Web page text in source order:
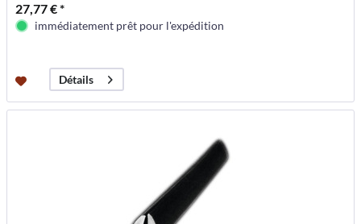
27,77 € *
immédiatement prêt pour l'expédition
Détails